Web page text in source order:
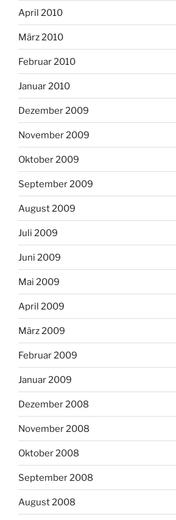
April 2010
März 2010
Februar 2010
Januar 2010
Dezember 2009
November 2009
Oktober 2009
September 2009
August 2009
Juli 2009
Juni 2009
Mai 2009
April 2009
März 2009
Februar 2009
Januar 2009
Dezember 2008
November 2008
Oktober 2008
September 2008
August 2008